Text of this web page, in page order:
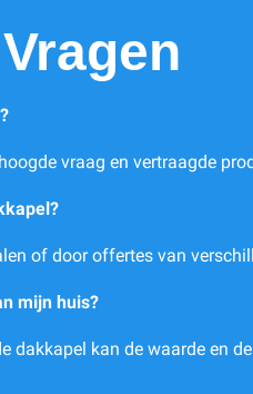
vraag en vertraagde
of door offertes van
mijn huis?
dakkapel kan de waarde en